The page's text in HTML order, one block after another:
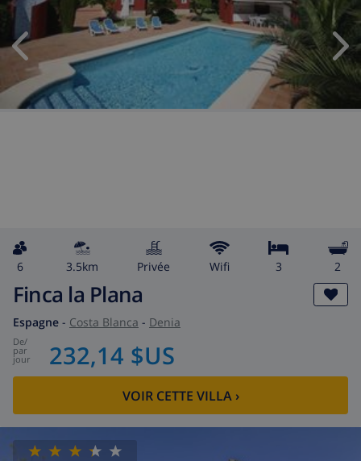
6 3.5km privée wifi 3 2
Finca la Plana
Espagne - Costa Blanca - Denia
de/
par
jour 232,14 $US
VOIR CETTE VILLA›